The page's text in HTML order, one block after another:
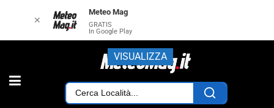
✕
Meteo Mag
GRATIS
In Google Play
VISUALIZZA